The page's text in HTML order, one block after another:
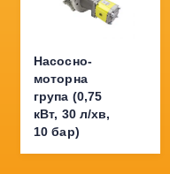
Насосно-
моторна
група (0,75
кВт, 30 л/хв,
10 бар)